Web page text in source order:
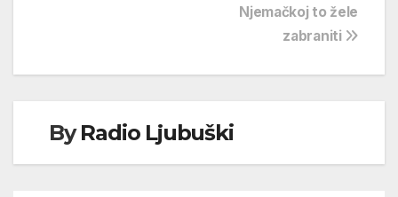
Njemačkoj to žele
zabraniti
ByRadio Ljubuški